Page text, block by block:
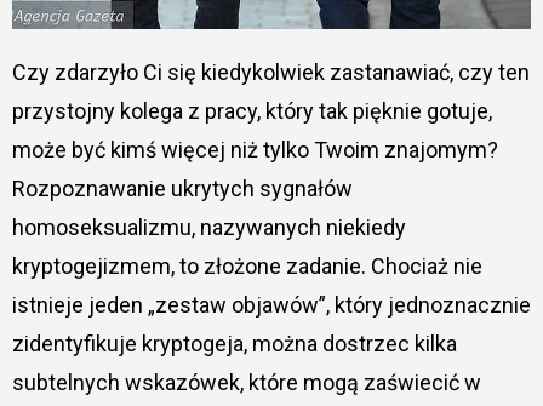
Czy zdarzyło Ci się kiedykolwiek zastanawiać, czy ten
przystojny kolega z pracy, który tak pięknie gotuje,
może być kimś więcej niż tylko Twoim znajomym?
Rozpoznawanie ukrytych sygnałów
homoseksualizmu, nazywanych niekiedy
kryptogejizmem, to złożone zadanie. Chociaż nie
istnieje jeden „zestaw objawów”, który jednoznacznie
zidentyfikuje kryptogeja, można dostrzec kilka
subtelnych wskazówek, które mogą zaświecić w